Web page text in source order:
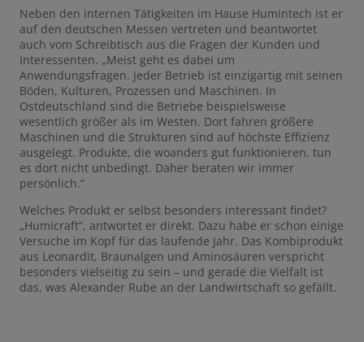
Neben den internen Tätigkeiten im Hause Humintech ist er
auf den deutschen Messen vertreten und beantwortet
auch vom Schreibtisch aus die Fragen der Kunden und
Interessenten. „Meist geht es dabei um
Anwendungsfragen. Jeder Betrieb ist einzigartig mit seinen
Böden, Kulturen, Prozessen und Maschinen. In
Ostdeutschland sind die Betriebe beispielsweise
wesentlich größer als im Westen. Dort fahren größere
Maschinen und die Strukturen sind auf höchste Effizienz
ausgelegt. Produkte, die woanders gut funktionieren, tun
es dort nicht unbedingt. Daher beraten wir immer
persönlich.“
Welches Produkt er selbst besonders interessant findet?
„Humicraft“, antwortet er direkt. Dazu habe er schon einige
Versuche im Kopf für das laufende Jahr. Das Kombiprodukt
aus Leonardit, Braunalgen und Aminosäuren verspricht
besonders vielseitig zu sein – und gerade die Vielfalt ist
das, was Alexander Rube an der Landwirtschaft so gefällt.